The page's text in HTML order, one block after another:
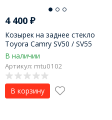
4 400 ₽
Козырек на заднее стекло
Toyora Camry SV50 / SV55
(2012-н.в.)
В наличии
Артикул: mtu0102
В корзину